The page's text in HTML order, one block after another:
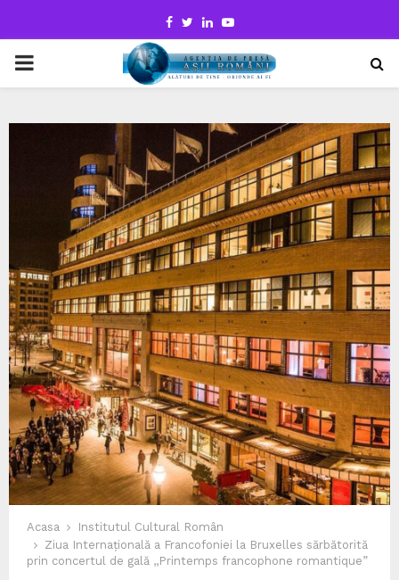
Facebook
TwitterLinkedinYoutube
PRIMARY
Acasa
Institutul Cultural Român
Ziua Internațională a Francofoniei la Bruxelles sărbătorită
prin concertul de gală ,,Printemps francophone romantique”